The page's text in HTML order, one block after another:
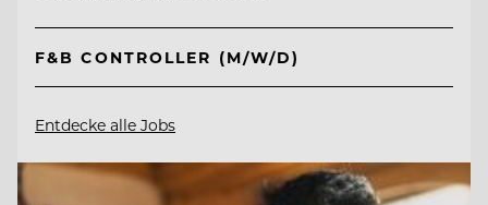
F&B CONTROLLER (M/W/D)
Entdecke alle Jobs